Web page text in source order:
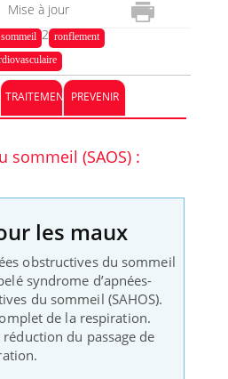
Mise à jour
09.10.2023ronflement
TRAITEMENT PREVENIR
sommeil (SAOS) :
les maux
obstructives du sommeil
syndrome d’apnées-
du sommeil (SAHOS).
de la respiration.
réduction du passage de